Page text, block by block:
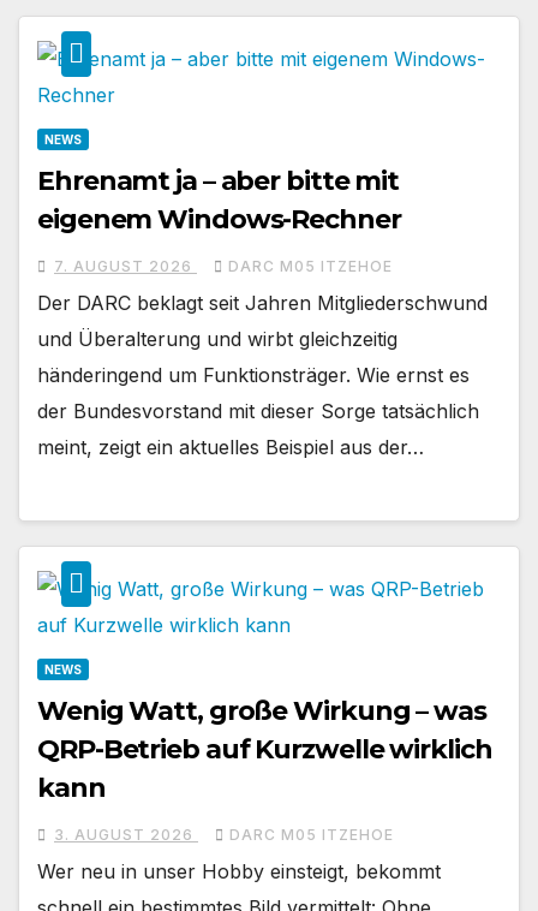
NEWS
Ehrenamt ja – aber bitte mit
eigenem Windows-Rechner
7. AUGUST 2026 DARC M05 ITZEHOE
Der DARC beklagt seit Jahren Mitgliederschwund
und Überalterung und wirbt gleichzeitig
händeringend um Funktionsträger. Wie ernst es
der Bundesvorstand mit dieser Sorge tatsächlich
meint, zeigt ein aktuelles Beispiel aus der…
NEWS
Wenig Watt, große Wirkung – was
QRP-Betrieb auf Kurzwelle wirklich
kann
3. AUGUST 2026 DARC M05 ITZEHOE
Wer neu in unser Hobby einsteigt, bekommt